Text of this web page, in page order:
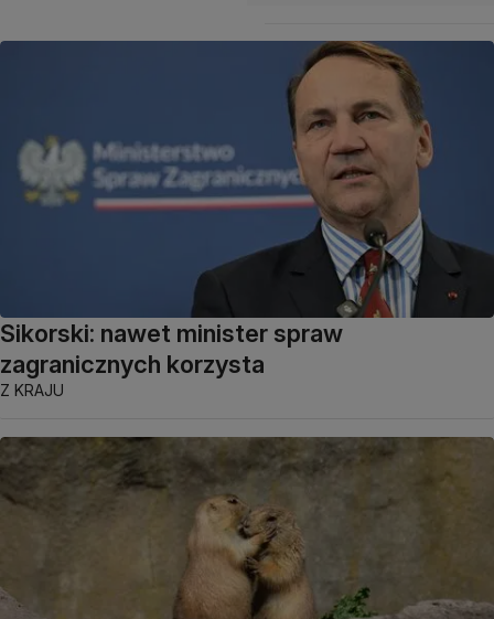
Sikorski: nawet minister spraw
zagranicznych korzysta
Z KRAJU